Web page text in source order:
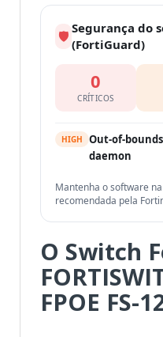
🛡 Segurança do
(FortiGuard)
0
CRÍTICOS
HIGH
Out-of-bounds
daemon
Mantenha o software
recomendada pela
O Switch
FPOE FS-